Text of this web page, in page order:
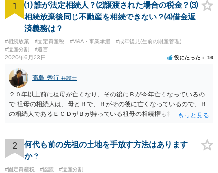
1
⑴ 誰が法定相続人？⑵譲渡された場合の税金？⑶
相続放棄後同じ不動産を相続できない？⑷借金返
済義務は？
#相続放棄 #固定資産税 #M&A・事業承継
#成年後見(生前の財産管理)
#遺産分割
#遺言
2020年6月23日 役にたった 16
高島 秀行 弁護士
２０年以上前に祖母が亡くなり、その後にＢが今年亡くなっているの
で 祖母の相続人は、母とＢで、Ｂがその後に亡くなっているので、Ｂ
の相続人であるＥＣＤがＢが持っている祖母の相続権も相続すること
Ｅも行う必要があります。 Ｂの配偶者であるＥは常にＢの相続人とな
ります。
2
何代も前の先祖の土地を手放す方法はあります
か？
#固定資産税 #協議 #遺産分割